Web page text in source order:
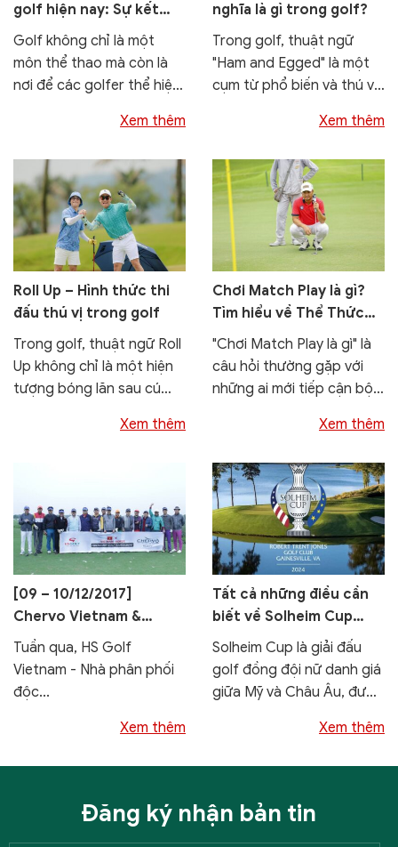
golf hiện nay: Sự kết
hợp giữa phong cách và
hiệu suất
Golf không chỉ là một
môn thể thao mà còn là
nơi để các golfer thể hiện
Xem thêm
nghĩa là gì trong golf?
Trong golf, thuật ngữ
"Ham and Egged" là một
cụm từ phổ biến và thú vị,
Xem thêm
Roll Up – Hình thức thi
đấu thú vị trong golf
Trong golf, thuật ngữ Roll
Up không chỉ là một hiện
tượng bóng lăn sau cú
Xem thêm
Chơi Match Play là gì?
Tìm hiểu về Thể Thức
Đối Kháng Trong Golf
"Chơi Match Play là gì" là
câu hỏi thường gặp với
những ai mới tiếp cận bộ
Xem thêm
[09 – 10/12/2017]
Chervo Vietnam &
Chervo Korea hội ngộ
tại sân FLC Hạ Long và
Vinpearl Hải Phòng
Tuần qua, HS Golf
Vietnam - Nhà phân phối
độc...
Xem thêm
Tất cả những điều cần
biết về Solheim Cup
2026
Solheim Cup là giải đấu
golf đồng đội nữ danh giá
giữa Mỹ và Châu Âu, được
Xem thêm
Đăng ký nhận bản tin